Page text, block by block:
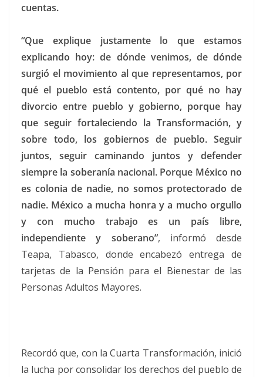
cuentas.
“Que explique justamente lo que estamos
explicando hoy: de dónde venimos, de dónde
surgió el movimiento al que representamos, por
qué el pueblo está contento, por qué no hay
divorcio entre pueblo y gobierno, porque hay
que seguir fortaleciendo la Transformación, y
sobre todo, los gobiernos de pueblo. Seguir
juntos, seguir caminando juntos y defender
siempre la soberanía nacional. Porque México no
es colonia de nadie, no somos protectorado de
nadie. México a mucha honra y a mucho orgullo
y con mucho trabajo es un país libre,
independiente y soberano”, informó desde
Teapa, Tabasco, donde encabezó entrega de
tarjetas de la Pensión para el Bienestar de las
Personas Adultos Mayores.
Recordó que, con la Cuarta Transformación, inició
la lucha por consolidar los derechos del pueblo de